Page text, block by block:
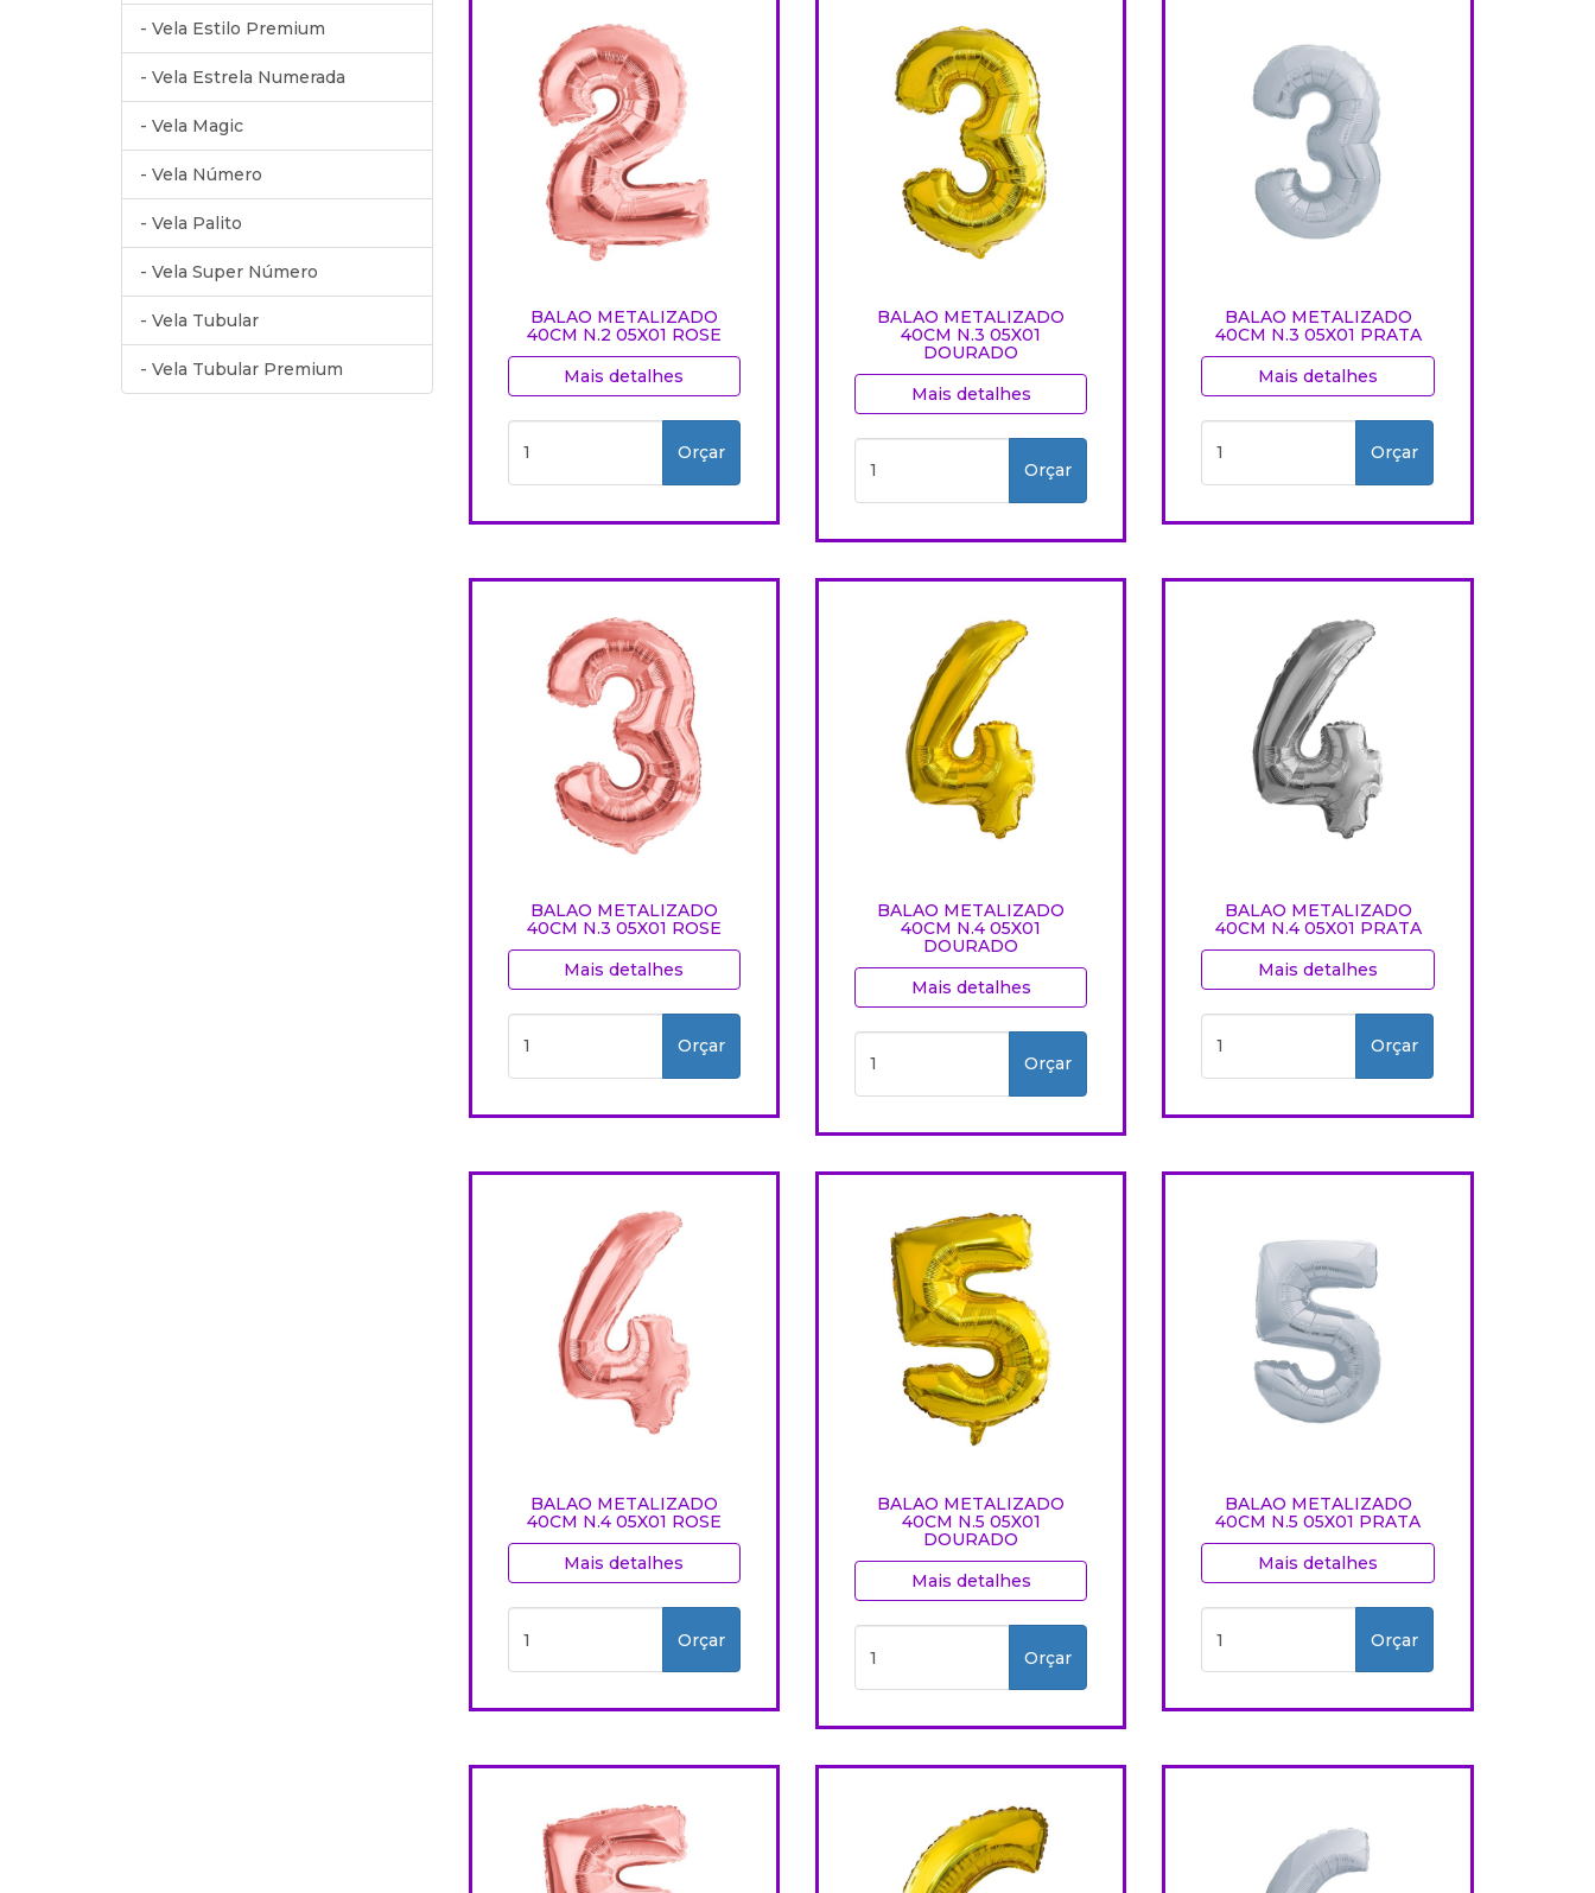
- Vela Estilo Premium
- Vela Estrela Numerada
- Vela Magic
- Vela Número
- Vela Palito
- Vela Super Número
- Vela Tubular
- Vela Tubular Premium
BALAO METALIZADO
40CM N.2 05X01 ROSE
Mais detalhes
Orçar
BALAO METALIZADO
40CM N.3 05X01
DOURADO
Mais detalhes
Orçar
BALAO METALIZADO
40CM N.3 05X01 PRATA
Mais detalhes
Orçar
BALAO METALIZADO
40CM N.3 05X01 ROSE
Mais detalhes
Orçar
BALAO METALIZADO
40CM N.4 05X01
DOURADO
Mais detalhes
Orçar
BALAO METALIZADO
40CM N.4 05X01 PRATA
Mais detalhes
Orçar
BALAO METALIZADO
40CM N.4 05X01 ROSE
Mais detalhes
Orçar
BALAO METALIZADO
40CM N.5 05X01
DOURADO
Mais detalhes
Orçar
BALAO METALIZADO
40CM N.5 05X01 PRATA
Mais detalhes
Orçar